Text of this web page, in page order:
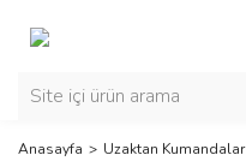
Anasayfa Uzaktan Kumandalar